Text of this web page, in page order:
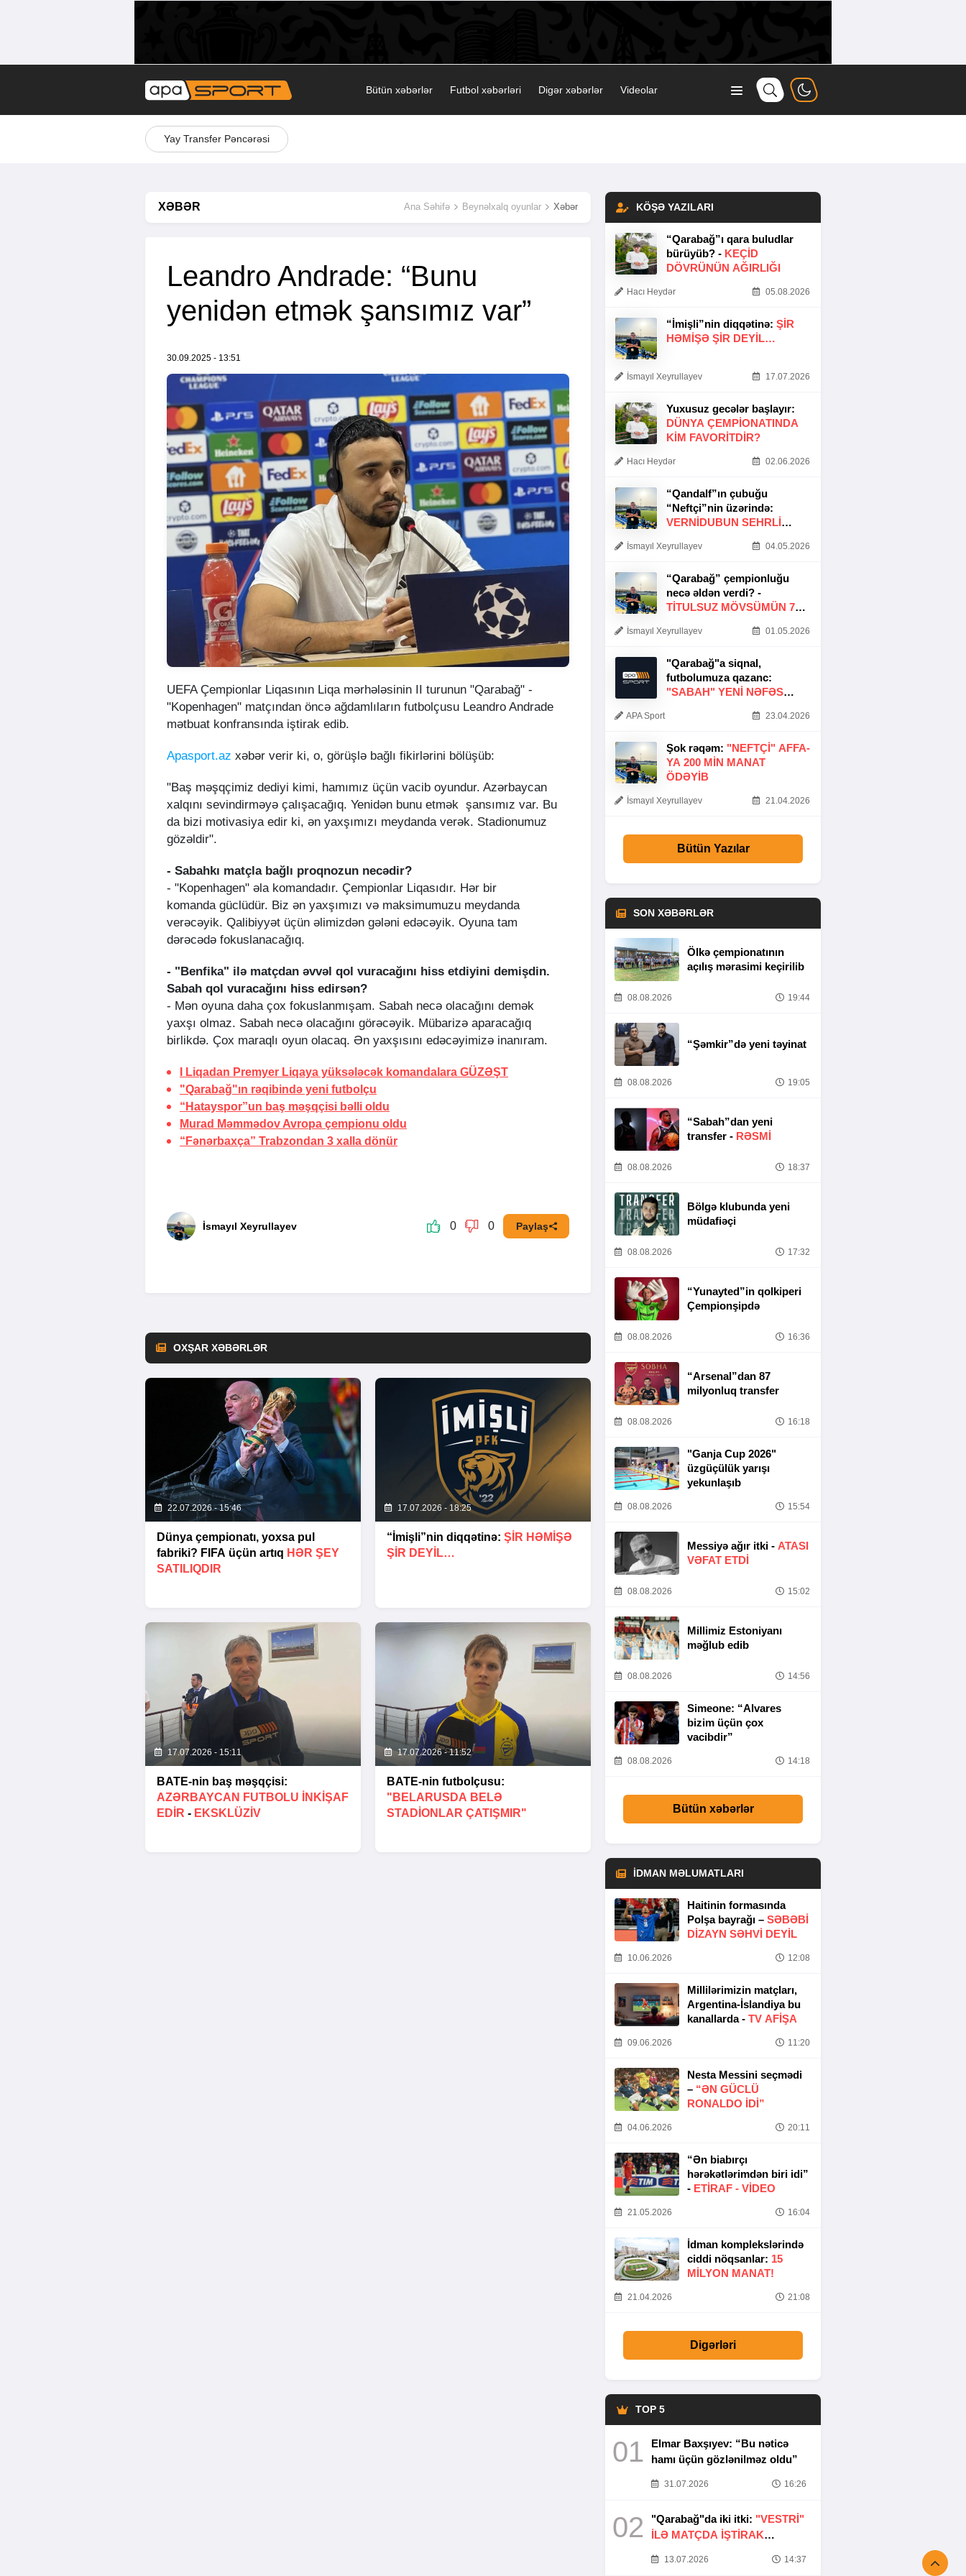
Bütün xəbərlər Futbol xəbərləri Digər xəbərlər Videolar
Yay Transfer Pəncərəsi
XƏBƏR Ana Səhifə Beynəlxalq oyunlar Xəbər
Leandro Andrade: “Bunu
yenidən etmək şansımız var”
30.09.2025 - 13:51
UEFA Çempionlar Liqasının Liqa mərhələsinin II turunun "Qarabağ" -
"Kopenhagen" matçından öncə ağdamlıların futbolçusu Leandro Andrade
mətbuat konfransında iştirak edib.
Apasport.az xəbər verir ki, o, görüşlə bağlı fikirlərini bölüşüb:
"Baş məşqçimiz dediyi kimi, hamımız üçün vacib oyundur. Azərbaycan
xalqını sevindirməyə çalışacağıq. Yenidən bunu etmək şansımız var. Bu
da bizi motivasiya edir ki, ən yaxşımızı meydanda verək. Stadionumuz
gözəldir".
- Sabahkı matçla bağlı proqnozun necədir?
- "Kopenhagen" əla komandadır. Çempionlar Liqasıdır. Hər bir
komanda güclüdür. Biz ən yaxşımızı və maksimumuzu meydanda
verəcəyik. Qalibiyyət üçün əlimizdən gələni edəcəyik. Oyuna tam
dərəcədə fokuslanacağıq.
- "Benfika" ilə matçdan əvvəl qol vuracağını hiss etdiyini demişdin.
Sabah qol vuracağını hiss edirsən?
- Mən oyuna daha çox fokuslanmışam. Sabah necə olacağını demək
yaxşı olmaz. Sabah necə olacağını görəcəyik. Mübarizə aparacağıq
birlikdə. Çox maraqlı oyun olacaq. Ən yaxşısını edəcəyimizə inanıram.
I Liqadan Premyer Liqaya yüksələcək komandalara GÜZƏŞT
"Qarabağ"ın rəqibində yeni futbolçu
“Hatayspor”un baş məşqçisi bəlli oldu
Murad Məmmədov Avropa çempionu oldu
“Fənərbaxça” Trabzondan 3 xalla dönür
İsmayıl Xeyrullayev 0 0 Paylaş
OXŞAR XƏBƏRLƏR
22.07.2026 - 15:46
Dünya çempionatı, yoxsa pul
fabriki? FIFA üçün artıq HƏR ŞEY
SATILIQDIR
17.07.2026 - 18:25
“İmişli”nin diqqətinə: ŞIR HƏMIŞƏ
ŞIR DEYIL…
17.07.2026 - 15:11
BATE-nin baş məşqçisi:
AZƏRBAYCAN FUTBOLU INKIŞAF
EDIR - EKSKLÜZİV
17.07.2026 - 11:52
BATE-nin futbolçusu:
"BELARUSDA BELƏ
STADIONLAR ÇATIŞMIR"
KÖŞƏ YAZILARI
“Qarabağ”ı qara buludlar
bürüyüb? - KEÇID
DÖVRÜNÜN AĞIRLIĞI
Hacı Heydər 05.08.2026
“İmişli”nin diqqətinə: ŞIR
HƏMIŞƏ ŞIR DEYIL…
İsmayıl Xeyrullayev 17.07.2026
Yuxusuz gecələr başlayır:
DÜNYA ÇEMPIONATINDA
KIM FAVORITDIR?
Hacı Heydər 02.06.2026
“Qandalf”ın çubuğu
“Neftçi”nin üzərində:
VERNİDUBUN SEHRLİ
İsmayıl Xeyrullayev 04.05.2026
“Qarabağ” çempionluğu
necə əldən verdi? -
TITULSUZ MÖVSÜMÜN 7
İsmayıl Xeyrullayev 01.05.2026
"Qarabağ"a siqnal,
futbolumuza qazanc:
"SABAH" YENI NƏFƏS
APA Sport 23.04.2026
Şok rəqəm: "NEFTÇI" AFFA-
YA 200 MIN MANAT
ÖDƏYIB
İsmayıl Xeyrullayev 21.04.2026
Bütün Yazılar
SON XƏBƏRLƏR
Ölkə çempionatının
açılış mərasimi keçirilib
08.08.2026 19:44
“Şəmkir”də yeni təyinat
08.08.2026 19:05
“Sabah”dan yeni
transfer - RƏSMİ
08.08.2026 18:37
Bölgə klubunda yeni
müdafiəçi
08.08.2026 17:32
“Yunayted”in qolkiperi
Çempionşipdə
08.08.2026 16:36
“Arsenal”dan 87
milyonluq transfer
08.08.2026 16:18
"Ganja Cup 2026"
üzgüçülük yarışı
yekunlaşıb
08.08.2026 15:54
Messiyə ağır itki - ATASI
VƏFAT ETDI
08.08.2026 15:02
Millimiz Estoniyanı
məğlub edib
08.08.2026 14:56
Simeone: “Alvares
bizim üçün çox
vacibdir”
08.08.2026 14:18
Bütün xəbərlər
İDMAN MƏLUMATLARI
Haitinin formasında
Polşa bayrağı – SƏBƏBI
DIZAYN SƏHVI DEYIL
10.06.2026 12:08
Millilərimizin matçları,
Argentina-İslandiya bu
kanallarda - TV AFİŞA
09.06.2026 11:20
Nesta Messini seçmədi
– “ƏN GÜCLÜ
RONALDO IDI”
04.06.2026 20:11
“Ən biabırçı
hərəkətlərimdən biri idi”
- ETIRAF - VİDEO
21.05.2026 16:04
İdman komplekslərində
ciddi nöqsanlar: 15
MILYON MANAT!
21.04.2026 21:08
Digərləri
TOP 5
01
Elmar Baxşıyev: “Bu nəticə
hamı üçün gözlənilməz oldu”
31.07.2026 16:26
02 "Qarabağ"da iki itki: "VESTRİ"
İLƏ MATÇDA İŞTİRAK
13.07.2026 14:37